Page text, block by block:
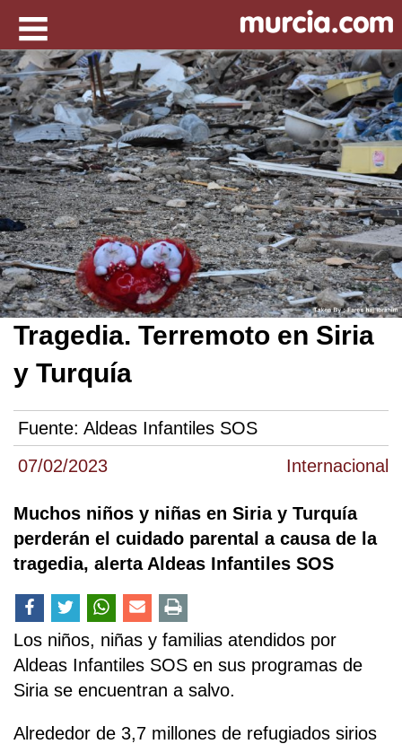
07/02/2023 Internacional
Tragedia. Terremoto en Siria
y Turquía
Fuente: Aldeas Infantiles SOS
Muchos niños y niñas en Siria y Turquía
perderán el cuidado parental a causa de la
tragedia, alerta Aldeas Infantiles SOS
Los niños, niñas y familias atendidos por
Aldeas Infantiles SOS en sus programas de
Siria se encuentran a salvo.
Alrededor de 3,7 millones de refugiados sirios